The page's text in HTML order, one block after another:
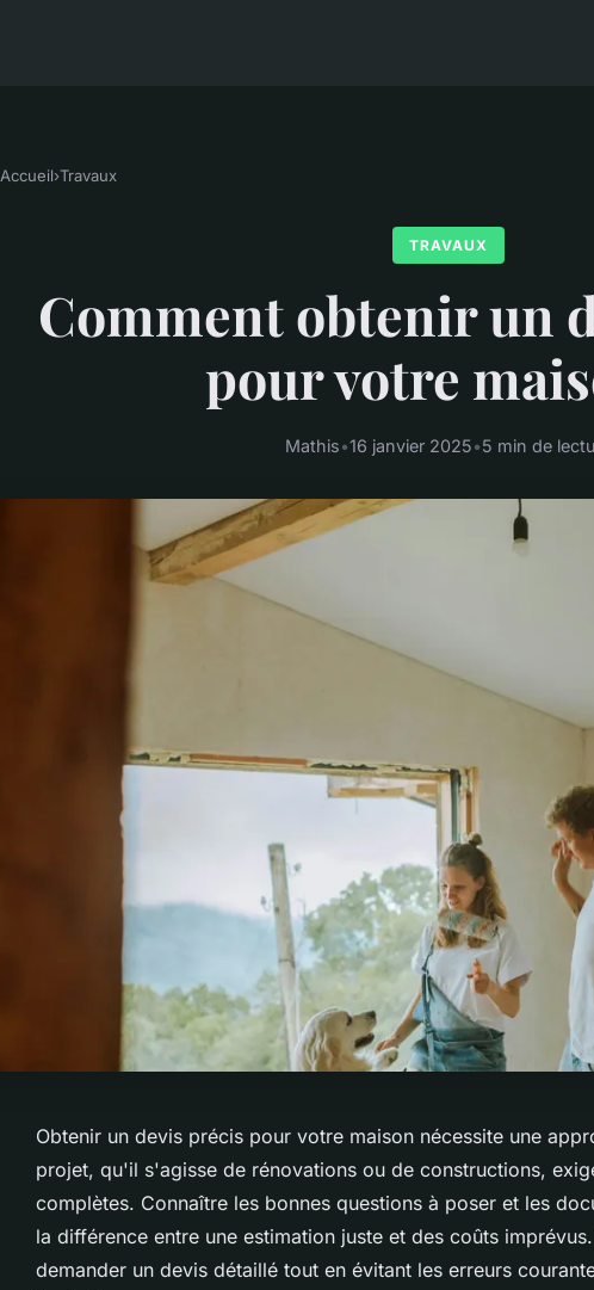
Accueil›Travaux
TRAVAUX
Comment obtenir un
pour votre
Mathis•16 janvier 2025•5 min de
Obtenir un devis précis pour votre maison nécessite une
projet, qu'il s'agisse de rénovations ou de constructions,
complètes. Connaître les bonnes questions à poser et les
la différence entre une estimation juste et des coûts
demander un devis détaillé tout en évitant les erreurs